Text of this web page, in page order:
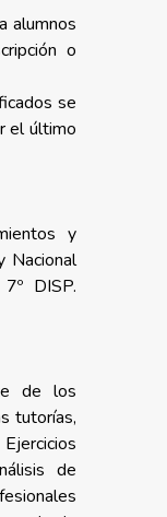
alumnos
o
se
el último
y
Nacional
DISP.
de los
tutorías,
de